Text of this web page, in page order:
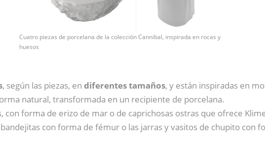
Cuatro piezas de porcelana de la colección Cannibal, inspirada en rocas y
huesos
, según las piezas, en diferentes tamaños, y están inspiradas en
natural, transformada en un recipiente de porcelana.
forma de erizo de mar o de caprichosas ostras que ofrece
con forma de fémur o las jarras y vasitos de chupito con